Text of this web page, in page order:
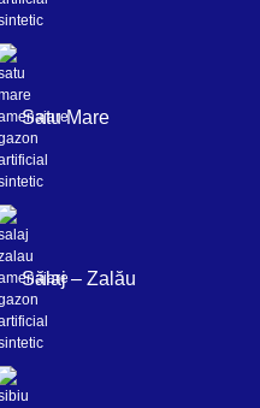
Satu Mare
Sălaj – Zalău